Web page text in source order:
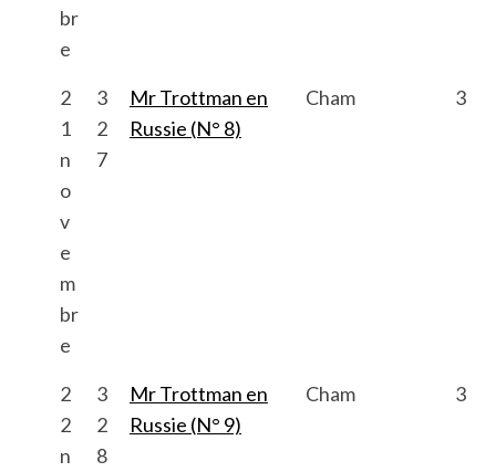
br
e
2
1
n
o
v
e
m
br
e
3
2
7
Mr Trottman en
Russie (N° 8)
Cham 3
2
2
n
3
2
8
Mr Trottman en
Russie (N° 9)
Cham 3